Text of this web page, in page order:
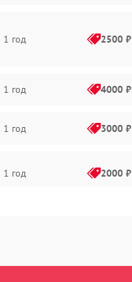
1 год 2500 ₽
1 год 4000 ₽
1 год 3000 ₽
1 год 2000 ₽